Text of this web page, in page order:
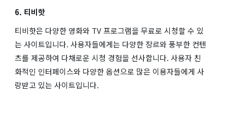
6. 티비핫
티비핫은 다양한 영화와 TV 프로그램을 무료로 시청할 수 있
는 사이트입니다. 사용자들에게는 다양한 장르와 풍부한 컨텐
츠를 제공하여 다채로운 시청 경험을 선사합니다. 사용자 친
화적인 인터페이스와 다양한 옵션으로 많은 이용자들에게 사
랑받고 있는 사이트입니다.